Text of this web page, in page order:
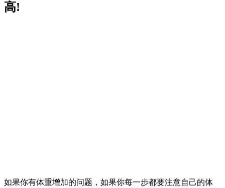
高!
如果你有体重增加的问题，如果你每一步都要注意自己的体